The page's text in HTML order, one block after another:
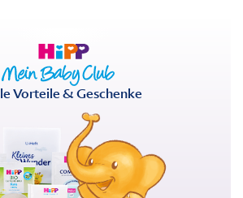
Vorteile & Geschenke